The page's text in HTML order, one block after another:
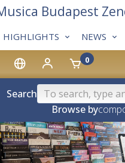
0
HIGHLIGHTS NEWS
Budapest
Search
Browse by